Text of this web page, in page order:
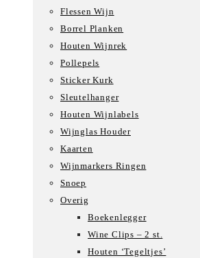
Flessen Wijn
Borrel Planken
Houten Wijnrek
Pollepels
Sticker Kurk
Sleutelhanger
Houten Wijnlabels
Wijnglas Houder
Kaarten
Wijnmarkers Ringen
Snoep
Overig
Boekenlegger
Wine Clips – 2 st.
Houten ‘Tegeltjes’